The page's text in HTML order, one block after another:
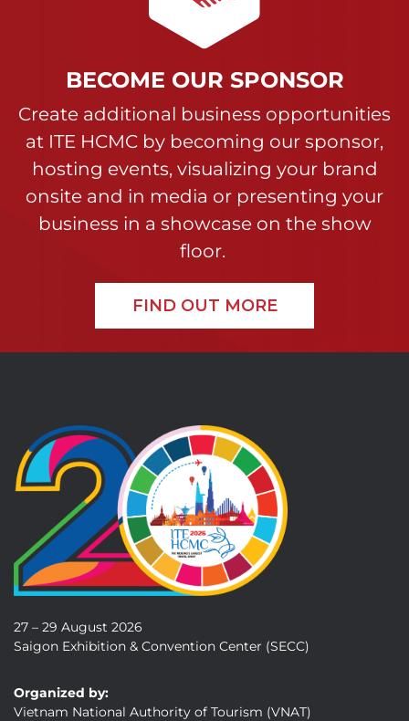
BECOME OUR SPONSOR
Create additional business opportunities
at ITE HCMC by becoming our sponsor,
hosting events, visualizing your brand
onsite and in media or presenting your
business in a showcase on the show
floor.
FIND OUT MORE
27 – 29 August 2026
Saigon Exhibition & Convention Center (SECC)
Organized by:
Vietnam National Authority of Tourism (VNAT)